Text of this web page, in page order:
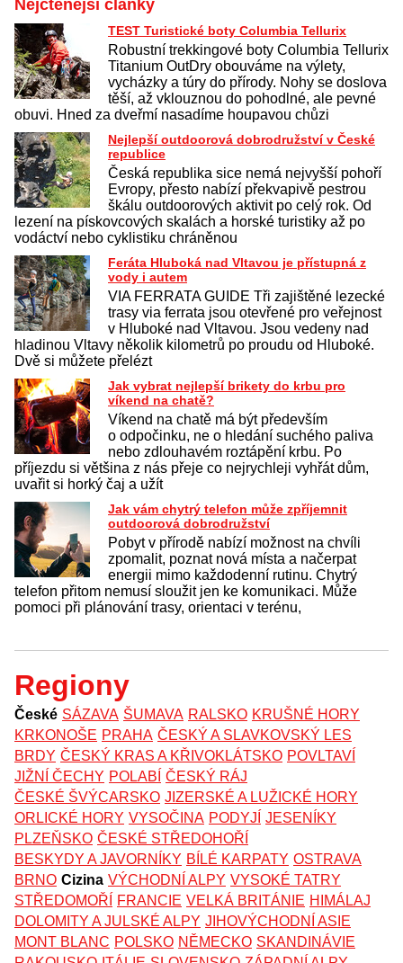
Nejčtenější články
TEST Turistické boty Columbia Tellurix
Robustní trekkingové boty Columbia Tellurix
Titanium OutDry obouváme na výlety,
vycházky a túry do přírody. Nohy se doslova
těší, až vklouznou do pohodlné, ale pevné
obuvi. Hned za dveřmí nasadíme houpavou chůzi
Nejlepší outdoorová dobrodružství v České
republice
Česká republika sice nemá nejvyšší pohoří
Evropy, přesto nabízí překvapivě pestrou
škálu outdoorových aktivit po celý rok. Od
lezení na pískovcových skalách a horské turistiky až po
vodáctví nebo cyklistiku chráněnou
Feráta Hluboká nad Vltavou je přístupná z
vody i autem
VIA FERRATA GUIDE Tři zajištěné lezecké
trasy via ferrata jsou otevřené pro veřejnost
v Hluboké nad Vltavou. Jsou vedeny nad
hladinou Vltavy několik kilometrů po proudu od Hluboké.
Dvě si můžete přelézt
Jak vybrat nejlepší brikety do krbu pro
víkend na chatě?
Víkend na chatě má být především
o odpočinku, ne o hledání suchého paliva
nebo zdlouhavém roztápění krbu. Po
příjezdu si většina z nás přeje co nejrychleji vyhřát dům,
uvařit si horký čaj a užít
Jak vám chytrý telefon může zpříjemnit
outdoorová dobrodružství
Pobyt v přírodě nabízí možnost na chvíli
zpomalit, poznat nová místa a načerpat
energii mimo každodenní rutinu. Chytrý
telefon přitom nemusí sloužit jen ke komunikaci. Může
pomoci při plánování trasy, orientaci v terénu,
Regiony
České SÁZAVA ŠUMAVA RALSKO KRUŠNÉ HORY
KRKONOŠE PRAHA ČESKÝ A SLAVKOVSKÝ LES
BRDY ČESKÝ KRAS A KŘIVOKLÁTSKO POVLTAVÍ
JIŽNÍ ČECHY POLABÍ ČESKÝ RÁJ
ČESKÉ ŠVÝCARSKO JIZERSKÉ A LUŽICKÉ HORY
ORLICKÉ HORY VYSOČINA PODYJÍ JESENÍKY
PLZEŇSKO ČESKÉ STŘEDOHOŘÍ
BESKYDY A JAVORNÍKY BÍLÉ KARPATY OSTRAVA
BRNO Cizina VÝCHODNÍ ALPY VYSOKÉ TATRY
STŘEDOMOŘÍ
FRANCIE VELKÁ BRITÁNIE HIMÁLAJ
DOLOMITY A JULSKÉ ALPY JIHOVÝCHODNÍ ASIE
MONT BLANC POLSKO NĚMECKO SKANDINÁVIE